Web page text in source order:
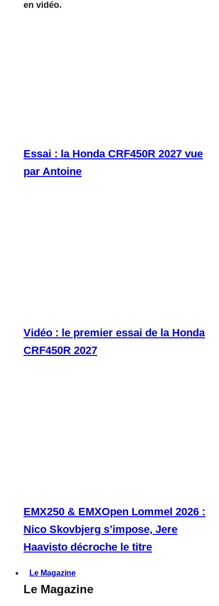
en vidéo.
Essai : la Honda CRF450R 2027 vue
par Antoine
Vidéo : le premier essai de la Honda
CRF450R 2027
EMX250 & EMXOpen Lommel 2026 :
Nico Skovbjerg s’impose, Jere
Haavisto décroche le titre
Le Magazine
Le Magazine